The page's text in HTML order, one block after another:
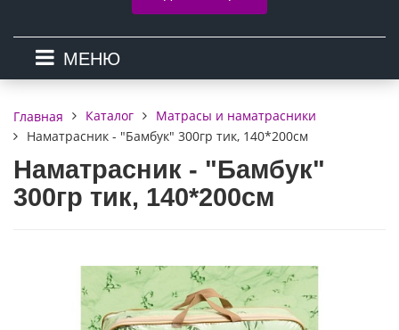
МЕНЮ
Главная Каталог
Матрасы и наматрасники
Наматрасник - "Бамбук" 300гр тик, 140*200см
Наматрасник - "Бамбук"
300гр тик, 140*200см